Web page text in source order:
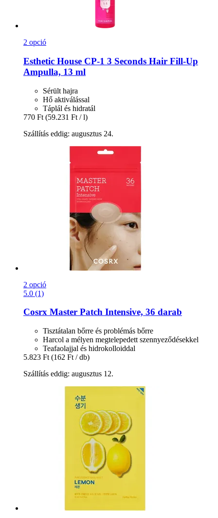
2 opció
Esthetic House CP-​1 3 Seconds Hair Fill-​Up
Ampulla, 13 ml
Sérült hajra
Hő aktiválással
Táplál és hidratál
770 Ft (59.231 Ft / l)
Szállítás eddig: augusztus 24.
2 opció
5.0 (1)
Cosrx Master Patch Intensive, 36 darab
Tisztátalan bőrre és problémás bőrre
Harcol a mélyen megtelepedett szennyeződésekkel
Teafaolajjal és hidrokolloiddal
5.823 Ft (162 Ft / db)
Szállítás eddig: augusztus 12.